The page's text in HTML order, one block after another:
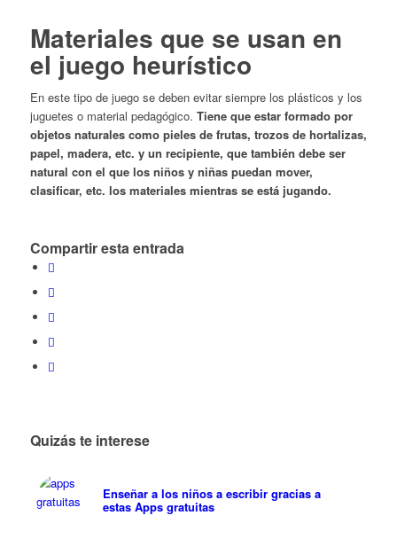
Materiales que se usan en
el juego heurístico
En este tipo de juego se deben evitar siempre los plásticos y los
juguetes o material pedagógico. Tiene que estar formado por
objetos naturales como pieles de frutas, trozos de hortalizas,
papel, madera, etc. y un recipiente, que también debe ser
natural con el que los niños y niñas puedan mover,
clasificar, etc. los materiales mientras se está jugando.
Compartir esta entrada
Quizás te interese
Enseñar a los niños a escribir gracias a
estas Apps gratuitas